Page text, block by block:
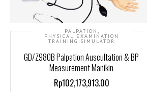
PALPATION ,
PHYSICAL EXAMINATION
TRAINING SIMULATOR
GD/Z980B Palpation Auscultation & BP
Measurement Manikin
Rp102,173,913.00